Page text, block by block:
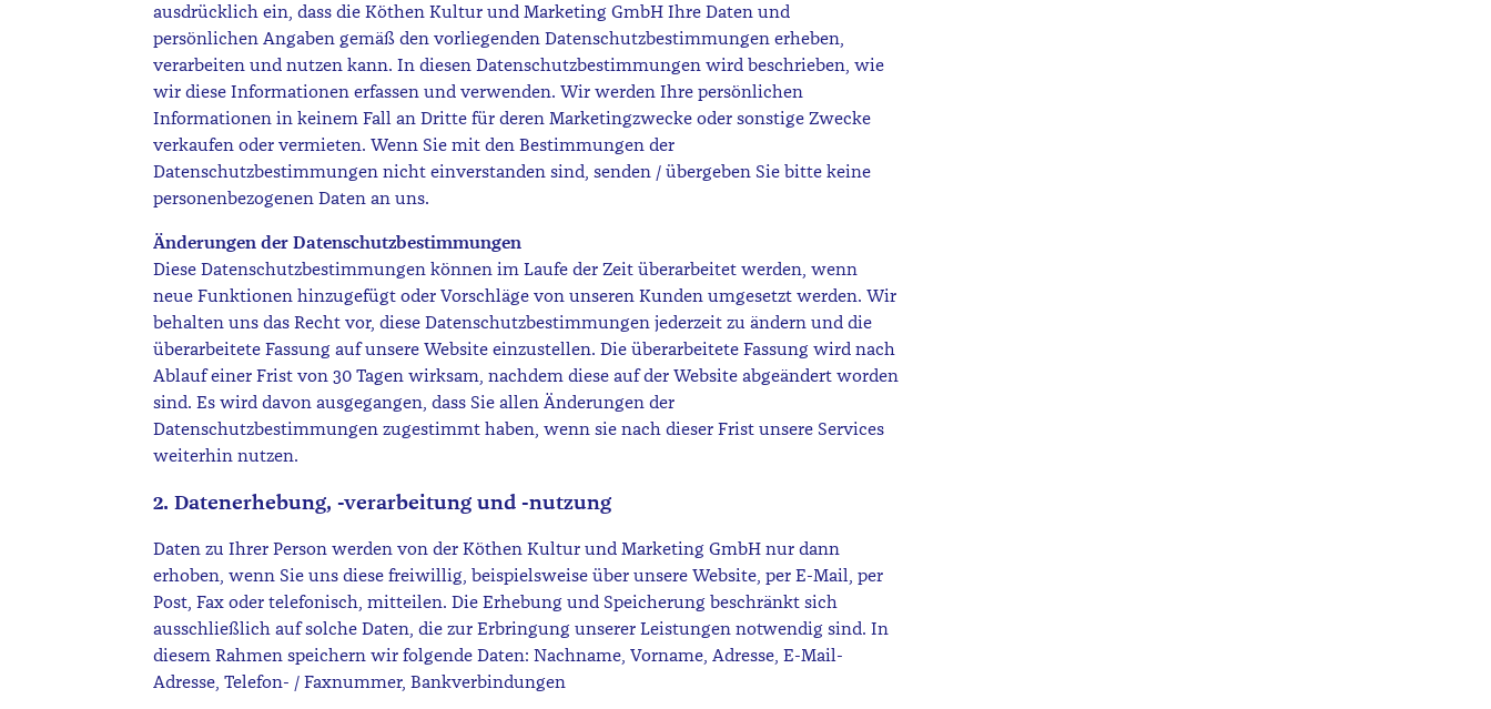
ausdrücklich ein, dass die Köthen Kultur und Marketing GmbH Ihre Daten und
persönlichen Angaben gemäß den vorliegenden Datenschutzbestimmungen erheben,
verarbeiten und nutzen kann. In diesen Datenschutzbestimmungen wird beschrieben, wie
wir diese Informationen erfassen und verwenden. Wir werden Ihre persönlichen
Informationen in keinem Fall an Dritte für deren Marketingzwecke oder sonstige Zwecke
verkaufen oder vermieten. Wenn Sie mit den Bestimmungen der
Datenschutzbestimmungen nicht einverstanden sind, senden / übergeben Sie bitte keine
personenbezogenen Daten an uns.
Änderungen der Datenschutzbestimmungen
Diese Datenschutzbestimmungen können im Laufe der Zeit überarbeitet werden, wenn
neue Funktionen hinzugefügt oder Vorschläge von unseren Kunden umgesetzt werden. Wir
behalten uns das Recht vor, diese Datenschutzbestimmungen jederzeit zu ändern und die
überarbeitete Fassung auf unsere Website einzustellen. Die überarbeitete Fassung wird nach
Ablauf einer Frist von 30 Tagen wirksam, nachdem diese auf der Website abgeändert worden
sind. Es wird davon ausgegangen, dass Sie allen Änderungen der
Datenschutzbestimmungen zugestimmt haben, wenn sie nach dieser Frist unsere Services
weiterhin nutzen.
2. Datenerhebung, -verarbeitung und -nutzung
Daten zu Ihrer Person werden von der Köthen Kultur und Marketing GmbH nur dann
erhoben, wenn Sie uns diese freiwillig, beispielsweise über unsere Website, per E-Mail, per
Post, Fax oder telefonisch, mitteilen. Die Erhebung und Speicherung beschränkt sich
ausschließlich auf solche Daten, die zur Erbringung unserer Leistungen notwendig sind. In
diesem Rahmen speichern wir folgende Daten: Nachname, Vorname, Adresse, E-Mail-
Adresse, Telefon- / Faxnummer, Bankverbindungen